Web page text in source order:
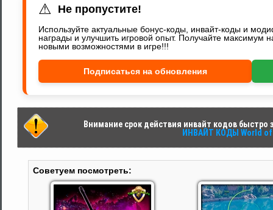
⚠ Не пропустите!
Используйте актуальные бонус-коды, инвайт-коды и
награды и улучшить игровой опыт. Получайте максимум
новыми возможностями в игре!!!
Подписаться на обновления
Внимание срок действия инвайт кодов быстро
ИНВАЙТ КОДЫ World
Советуем посмотреть: